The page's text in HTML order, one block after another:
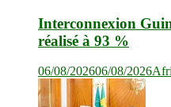
Interconnexion
réalisé à 93 %
06/08/202606/08/2026